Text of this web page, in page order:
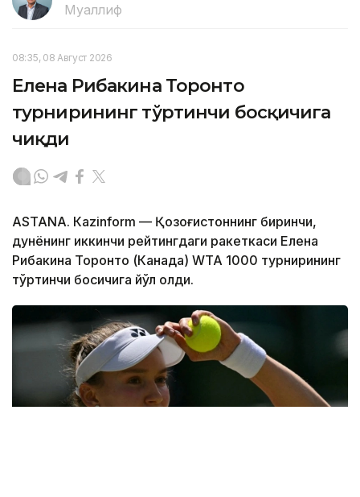
Муаллиф
08:35, 08 Август 2026
Елена Рибакина Торонто
турнирининг тўртинчи босқичига
чиқди
ASTANА. Кazinform — Қозоғистоннинг биринчи,
дунёнинг иккинчи рейтингдаги ракеткаси Елена
Рибакина Торонто (Канада) WТА 1000 турнирининг
тўртинчи босқичига йўл олди.